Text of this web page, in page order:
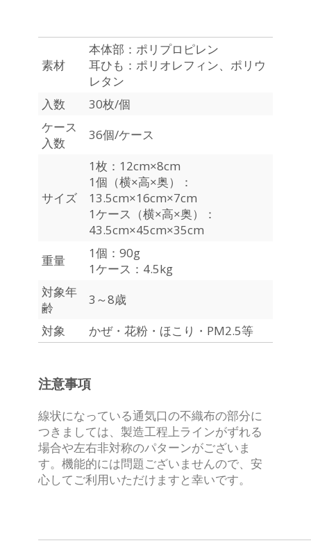
素材
本体部：ポリプロピレン
耳ひも：ポリオレフィン、ポリウ
レタン
入数
30枚/個
ケース
入数
36個/ケース
サイズ
1枚：12cm×8cm
1個（横×高×奥）：
13.5cm×16cm×7cm
1ケース（横×高×奥）：
43.5cm×45cm×35cm
重量
1個：90g
1ケース：4.5kg
対象年
齢
3～8歳
対象
かぜ・花粉・ほこり・PM2.5等
注意事項
線状になっている通気口の不織布の部分に
つきましては、製造工程上ラインがずれる
場合や左右非対称のパターンがございま
す。 機能的には問題ございませんので、安
心してご利用いただけますと幸いです。